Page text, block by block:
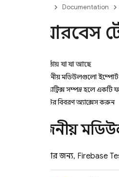
Documentation
ফায়ারবেস
এই পৃষ্ঠায় যা যা আছে
প্রয়োজনীয় মডিউলগুলো
টেস্টম্যাট্রিক্স সম্পন্ন হলে
ক্লায়েন্টের বিবরণ অ্যাক্সেস করুন
প্রয়োজনীয়
শুরু করার জন্য, Firebase